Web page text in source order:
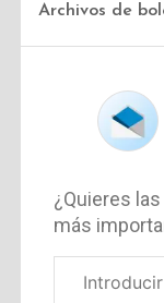
Archivos de
¿Quieres
más
electrónico